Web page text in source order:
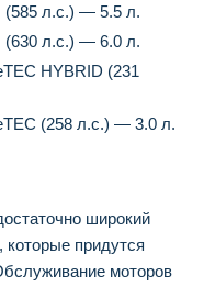
(585 л.с.) — 5.5 л.
(630 л.с.) — 6.0 л.
HYBRID (231
(258 л.с.) — 3.0 л.
широкий
которые придутся
моторов